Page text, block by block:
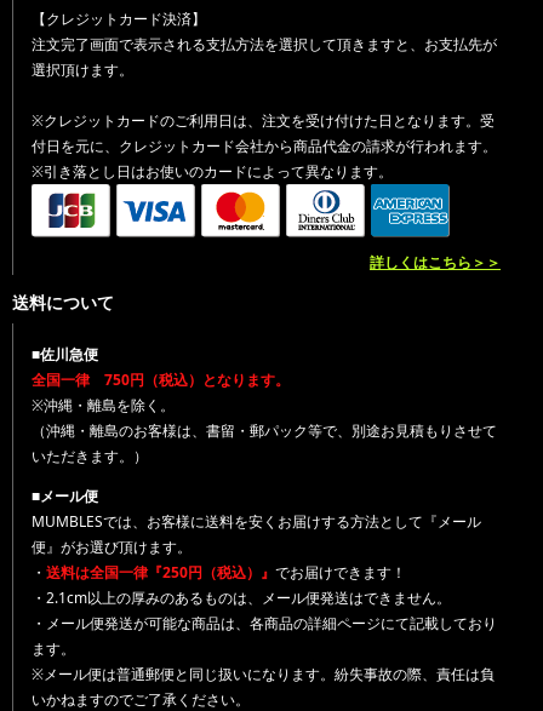
【クレジットカード決済】
注文完了画面で表示される支払方法を選択して頂きますと、お支払先が
選択頂けます。
※クレジットカードのご利用日は、注文を受け付けた日となります。受
付日を元に、クレジットカード会社から商品代金の請求が行われます。
※引き落とし日はお使いのカードによって異なります。
詳しくはこちら＞＞
送料について
■佐川急便
全国一律 750円（税込）となります。
※沖縄・離島を除く。
（沖縄・離島のお客様は、書留・郵パック等で、別途お見積もりさせて
いただきます。）
■メール便
MUMBLESでは、お客様に送料を安くお届けする方法として『メール
便』がお選び頂けます。
・ 送料は全国一律『250円（税込）』 でお届けできます！
・2.1cm以上の厚みのあるものは、メール便発送はできません。
・メール便発送が可能な商品は、各商品の詳細ページにて記載しており
ます。
※メール便は普通郵便と同じ扱いになります。紛失事故の際、責任は負
いかねますのでご了承ください。